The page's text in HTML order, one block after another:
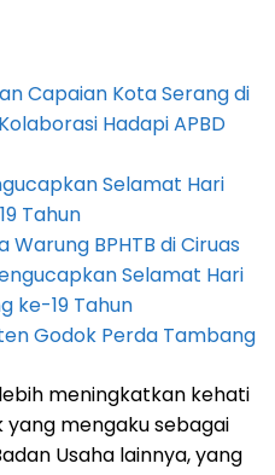
Capaian Kota Serang di
Hadapi APBD
Selamat Hari
Tahun
Warung BPHTB di Ciruas
Selamat Hari
ke-19 Tahun
Godok Perda Tambang
meningkatkan kehati
mengaku sebagai
Usaha lainnya, yang